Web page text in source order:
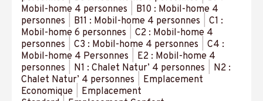
Mobil-home 4 personnes
B10 : Mobil-home 4
personnes
B11 : Mobil-home 4 personnes
C1 :
Mobil-home 6 personnes
C2 : Mobil-home 4
personnes
C3 : Mobil-home 4 personnes
C4 :
Mobil-home 4 Personnes
E2 : Mobil-home 4
personnes
N1 : Chalet Natur’ 4 personnes
N2 :
Chalet Natur’ 4 personnes
Emplacement
Economique
Emplacement